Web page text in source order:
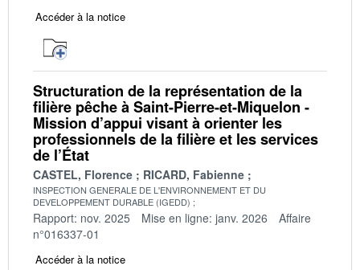
Accéder à la notice
Structuration de la représentation de la
filière pêche à Saint-Pierre-et-Miquelon -
Mission d’appui visant à orienter les
professionnels de la filière et les services
de l’État
CASTEL, Florence RICARD, Fabienne
INSPECTION GENERALE DE L'ENVIRONNEMENT ET DU
DEVELOPPEMENT DURABLE (IGEDD)
Rapport: nov. 2025 Mise en ligne: janv. 2026
Affaire
n°016337-01
Accéder à la notice